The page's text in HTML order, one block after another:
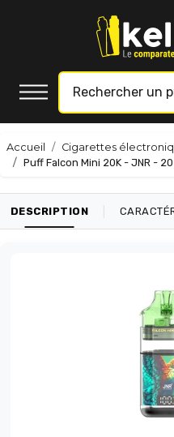
Accueil Cigarettes
Puff Falcon Mini 20K - JNR -
DESCRIPTION